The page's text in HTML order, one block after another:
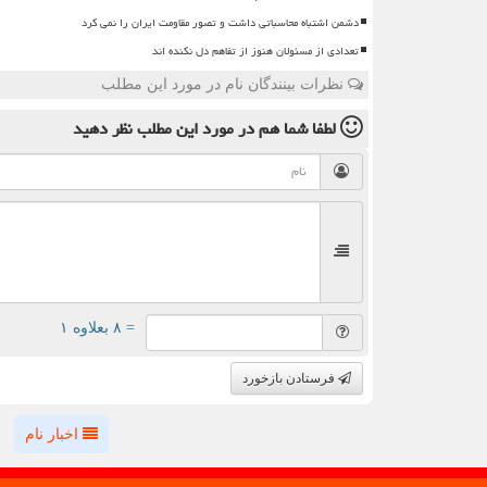
دشمن اشتباه محاسباتی داشت و تصور مقاومت ایران را نمی کرد
تعدادی از مسئولان هنوز از تفاهم دل نکنده اند
نظرات بینندگان نام در مورد این مطلب
لطفا شما همدر مورد این مطلبنظر دهید
= ۸ بعلاوه ۱
فرستادن بازخورد
اخبار نام